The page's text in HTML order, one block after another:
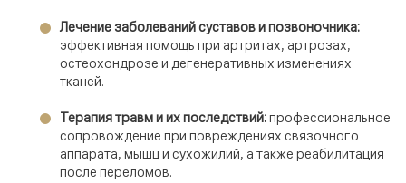
Лечение заболеваний суставов и позвоночника:
эффективная помощь при артритах, артрозах,
остеохондрозе и дегенеративных изменениях
тканей.
Терапия травм и их последствий:профессиональное
сопровождение при повреждениях связочного
аппарата, мышц и сухожилий, а также реабилитация
после переломов.